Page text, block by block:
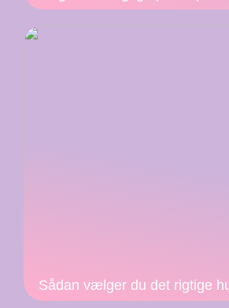
Sådan vælger du det rigtige